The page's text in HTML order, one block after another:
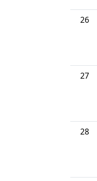
26
27
28